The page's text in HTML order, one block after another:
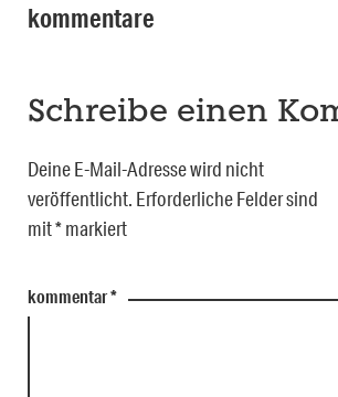
kommentare
Schreibe einen
Deine E-Mail-Adresse wird nicht
veröffentlicht. Erforderliche Felder sind
mit*markiert
kommentar*